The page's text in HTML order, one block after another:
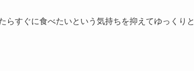
らすぐに食べたいという気持ちを抑えてゆっくりと